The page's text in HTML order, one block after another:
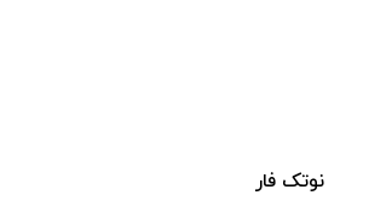
نوتک فار